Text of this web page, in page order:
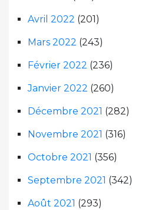
Avril 2022 (201)
Mars 2022 (243)
Février 2022 (236)
Janvier 2022 (260)
Décembre 2021 (282)
Novembre 2021 (316)
Octobre 2021 (356)
Septembre 2021 (342)
Août 2021 (293)